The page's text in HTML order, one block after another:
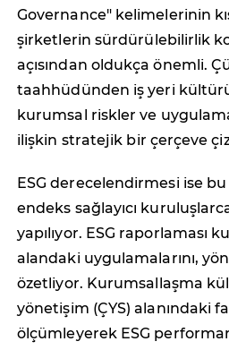
Governance" kelimelerinin
şirketlerin sürdürülebilirlik
açısından oldukça önemli.
taahhüdünden iş yeri
kurumsal riskler ve
ilişkin stratejik bir çerçeve
ESG derecelendirmesi ise
endeks sağlayıcı
yapılıyor. ESG raporlaması
alandaki uygulamalarını,
özetliyor. Kurumsallaşma
yönetişim (ÇYS) alanındaki
ölçümleyerek ESG